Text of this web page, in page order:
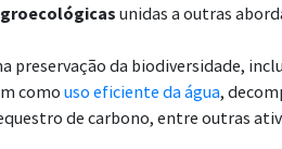
unidas a outras
preservação da biodiversidade,
como uso eficiente da água,
de carbono, entre outras